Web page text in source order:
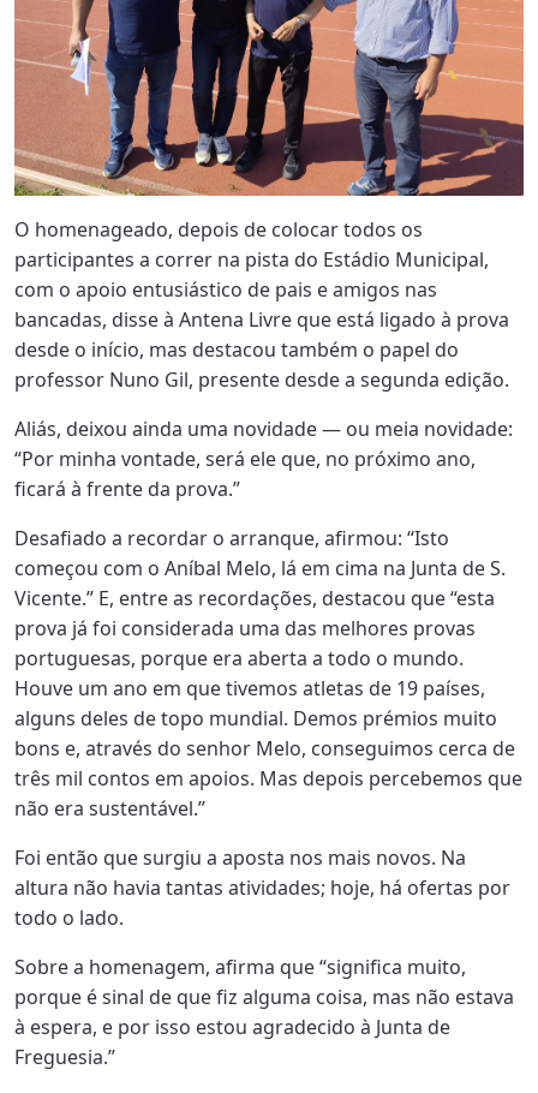
O homenageado, depois de colocar todos os
participantes a correr na pista do Estádio Municipal,
com o apoio entusiástico de pais e amigos nas
bancadas, disse à Antena Livre que está ligado à prova
desde o início, mas destacou também o papel do
professor Nuno Gil, presente desde a segunda edição.
Aliás, deixou ainda uma novidade — ou meia novidade:
“Por minha vontade, será ele que, no próximo ano,
ficará à frente da prova.”
Desafiado a recordar o arranque, afirmou: “Isto
começou com o Aníbal Melo, lá em cima na Junta de S.
Vicente.” E, entre as recordações, destacou que “esta
prova já foi considerada uma das melhores provas
portuguesas, porque era aberta a todo o mundo.
Houve um ano em que tivemos atletas de 19 países,
alguns deles de topo mundial. Demos prémios muito
bons e, através do senhor Melo, conseguimos cerca de
três mil contos em apoios. Mas depois percebemos que
não era sustentável.”
Foi então que surgiu a aposta nos mais novos. Na
altura não havia tantas atividades; hoje, há ofertas por
todo o lado.
Sobre a homenagem, afirma que “significa muito,
porque é sinal de que fiz alguma coisa, mas não estava
à espera, e por isso estou agradecido à Junta de
Freguesia.”